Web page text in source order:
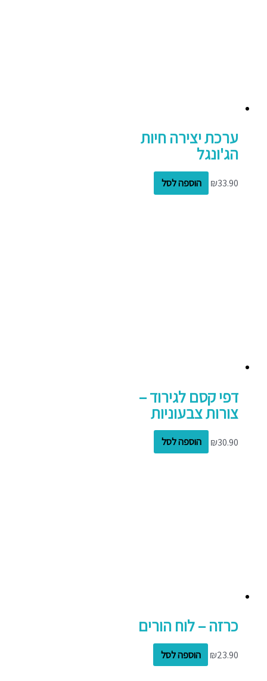
ערכת יצירה חיות
הג'ונגל
₪33.90 הוספה לסל
דפי קסם לגירוד –
צורות צבעוניות
₪30.90 הוספה לסל
כרזה – לוח הורים
₪23.90 הוספה לסל